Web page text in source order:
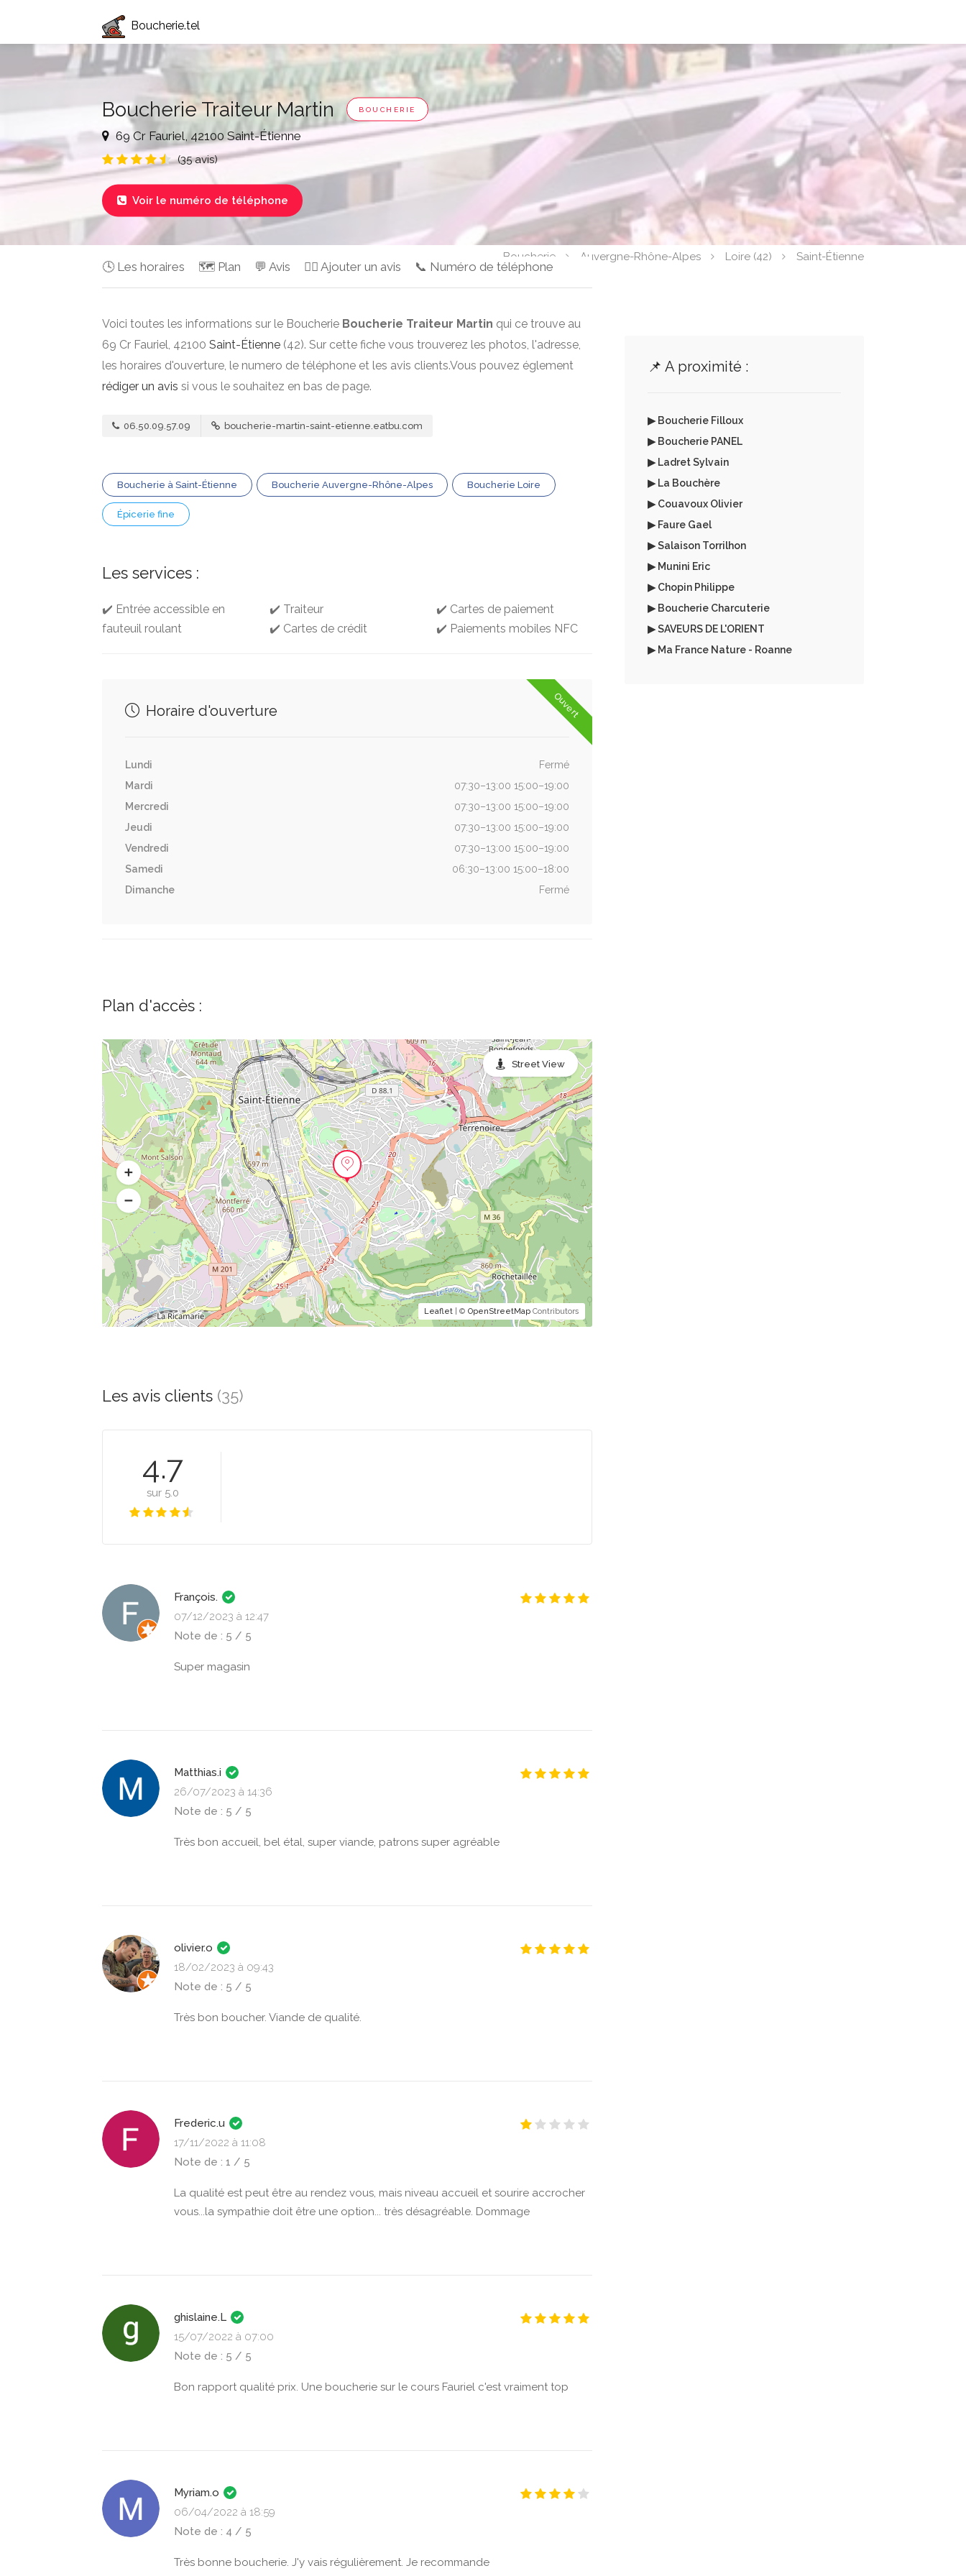
Boucherie.tel
Boucherie Traiteur Martin BOUCHERIE
69 Cr Fauriel, 42100 Saint-Étienne
(35 avis)
 Voir le numéro de téléphone
Boucherie Auvergne-Rhône-Alpes Loire (42) Saint-Étienne
🕓 Les horaires 🗺️ Plan 💬 Avis ✍🏻 Ajouter un avis 📞 Numéro de téléphone
Voici toutes les informations sur le Boucherie Boucherie Traiteur Martin qui ce trouve au
69 Cr Fauriel, 42100 Saint-Étienne (42). Sur cette fiche vous trouverez les photos, l'adresse,
les horaires d'ouverture, le numero de téléphone et les avis clients.Vous pouvez églement
rédiger un avis si vous le souhaitez en bas de page.
06.50.09.57.09 boucherie-martin-saint-etienne.eatbu.com
Boucherie à Saint-Étienne Boucherie Auvergne-Rhône-Alpes Boucherie Loire
Épicerie fine
Les services :
✔️ Entrée accessible en
fauteuil roulant
✔️ Traiteur
✔️ Cartes de crédit
✔️ Cartes de paiement
✔️ Paiements mobiles NFC
Ouvert
Horaire d'ouverture
Lundi
Fermé
Mardi
07:30–13:00 15:00–19:00
Mercredi
07:30–13:00 15:00–19:00
Jeudi
07:30–13:00 15:00–19:00
Vendredi
07:30–13:00 15:00–19:00
Samedi
06:30–13:00 15:00–18:00
Dimanche
Fermé
Plan d'accès :
Leaflet| © OpenStreetMapContributors
Street View
Les avis clients (35)
4.7
sur 5.0
François.
07/12/2023 à 12:47
Note de : 5 / 5
Super magasin
Matthias.i
26/07/2023 à 14:36
Note de : 5 / 5
Très bon accueil, bel étal, super viande, patrons super agréable
olivier.o
18/02/2023 à 09:43
Note de : 5 / 5
Très bon boucher. Viande de qualité.
Frederic.u
17/11/2022 à 11:08
Note de : 1 / 5
La qualité est peut être au rendez vous, mais niveau accueil et sourire accrocher
vous...la sympathie doit être une option... très désagréable. Dommage
ghislaine.L
15/07/2022 à 07:00
Note de : 5 / 5
Bon rapport qualité prix. Une boucherie sur le cours Fauriel c'est vraiment top
Myriam.o
06/04/2022 à 18:59
Note de : 4 / 5
Très bonne boucherie. J'y vais régulièrement. Je recommande
📌 A proximité :
▶ Boucherie Filloux
▶ Boucherie PANEL
▶ Ladret Sylvain
▶ La Bouchère
▶ Couavoux Olivier
▶ Faure Gael
▶ Salaison Torrilhon
▶ Munini Eric
▶ Chopin Philippe
▶ Boucherie Charcuterie
▶ SAVEURS DE L'ORIENT
▶ Ma France Nature - Roanne